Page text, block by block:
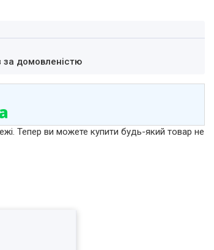
за домовленістю
Тепер ви можете купити будь-який товар не